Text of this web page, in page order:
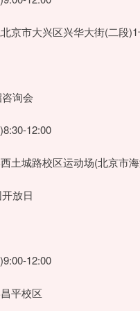
京市大兴区兴华大街(二段
询会
12:00
土城路校区运动场(北京市海
放日
12:00
平校区